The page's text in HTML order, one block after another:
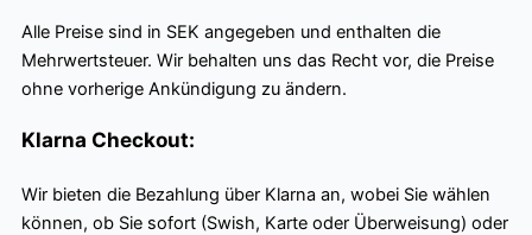
Alle Preise sind in SEK angegeben und enthalten die
Mehrwertsteuer. Wir behalten uns das Recht vor, die Preise
ohne vorherige Ankündigung zu ändern.
Klarna Checkout:
Wir bieten die Bezahlung über Klarna an, wobei Sie wählen
können, ob Sie sofort (Swish, Karte oder Überweisung) oder